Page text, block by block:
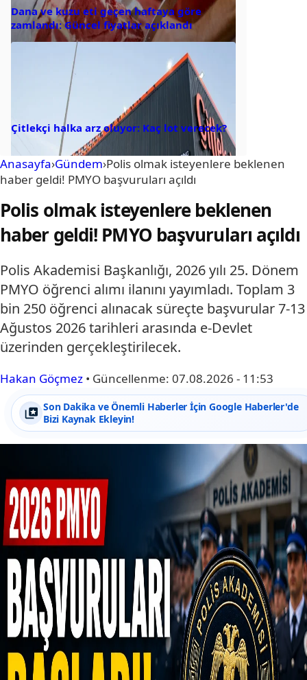
Dana ve kuzu eti geçen haftaya göre
zamlandı: Güncel fiyatlar açıklandı
Çitlekçi halka arz oluyor: Kaç lot verecek?
Anasayfa›Gündem›Polis olmak isteyenlere beklenen
haber geldi! PMYO başvuruları açıldı
Polis olmak isteyenlere beklenen
haber geldi! PMYO başvuruları açıldı
Polis Akademisi Başkanlığı, 2026 yılı 25. Dönem
PMYO öğrenci alımı ilanını yayımladı. Toplam 3
bin 250 öğrenci alınacak süreçte başvurular 7-13
Ağustos 2026 tarihleri arasında e-Devlet
üzerinden gerçekleştirilecek.
Hakan Göçmez • Güncellenme: 07.08.2026 - 11:53
Son Dakika ve Önemli Haberler İçin Google Haberler'de
Bizi Kaynak Ekleyin!